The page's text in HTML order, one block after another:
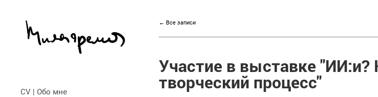
CV | Обо мне
← Все записи
Участие в выставке "ИИ:и?
творческий процесс"